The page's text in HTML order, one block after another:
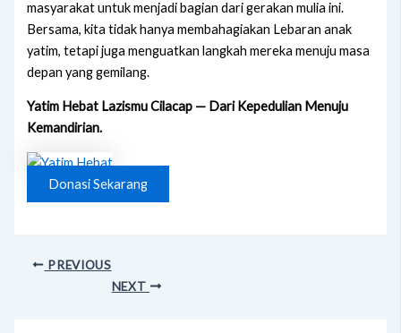
masyarakat untuk menjadi bagian dari gerakan mulia ini.
Bersama, kita tidak hanya membahagiakan Lebaran anak
yatim, tetapi juga menguatkan langkah mereka menuju masa
depan yang gemilang.
Yatim Hebat Lazismu Cilacap — Dari Kepedulian Menuju
Kemandirian.
Donasi Sekarang
PREVIOUS
NEXT